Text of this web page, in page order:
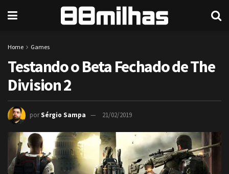
Home Games
Testando o Beta Fechado de The
Division 2
porSérgio Sampa 21/02/2019